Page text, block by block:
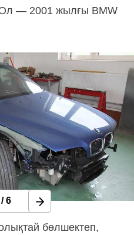
Ол — 2001 жылғы BMW
/6
бөлшектеп,